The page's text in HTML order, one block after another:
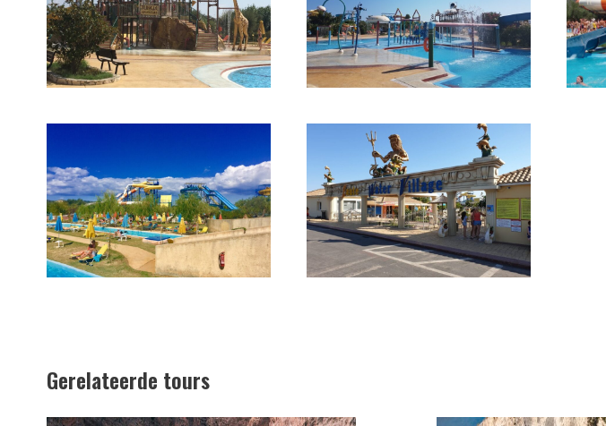
Gerelateerde tours